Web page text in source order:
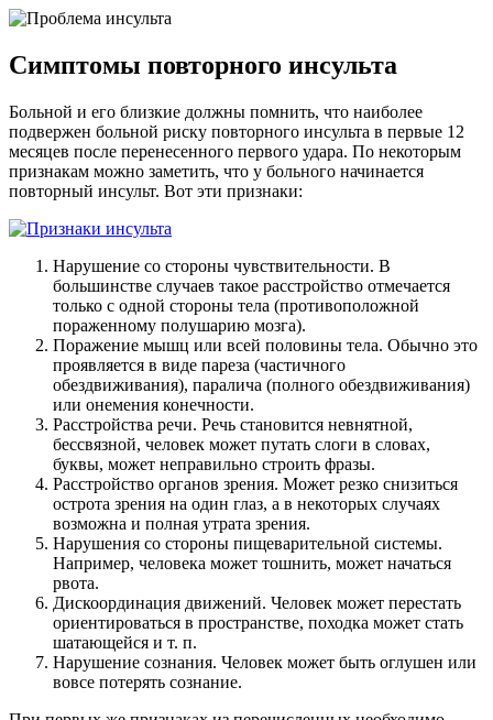
Симптомы повторного инсульта
Больной и его близкие должны помнить, что наиболее
подвержен больной риску повторного инсульта в первые 12
месяцев после перенесенного первого удара. По некоторым
признакам можно заметить, что у больного начинается
повторный инсульт. Вот эти признаки:
Нарушение со стороны чувствительности. В
большинстве случаев такое расстройство отмечается
только с одной стороны тела (противоположной
пораженному полушарию мозга).
Поражение мышц или всей половины тела. Обычно это
проявляется в виде пареза (частичного
обездвиживания), паралича (полного обездвиживания)
или онемения конечности.
Расстройства речи. Речь становится невнятной,
бессвязной, человек может путать слоги в словах,
буквы, может неправильно строить фразы.
Расстройство органов зрения. Может резко снизиться
острота зрения на один глаз, а в некоторых случаях
возможна и полная утрата зрения.
Нарушения со стороны пищеварительной системы.
Например, человека может тошнить, может начаться
рвота.
Дискоординация движений. Человек может перестать
ориентироваться в пространстве, походка может стать
шатающейся и т. п.
Нарушение сознания. Человек может быть оглушен или
вовсе потерять сознание.